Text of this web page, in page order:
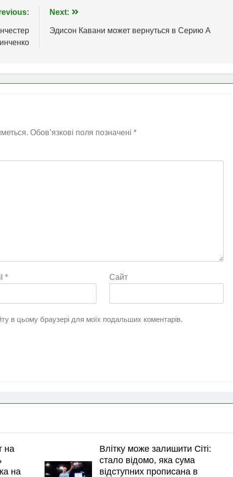
Next:
Эдисон Кавани может вернуться в Серию А
Обов’язкові поля позначені *
* Сайт
в цьому браузері для моїх подальших коментарів.
на
на
Влітку може залишити Сіті:
стало відомо, яка сума
відступних прописана в